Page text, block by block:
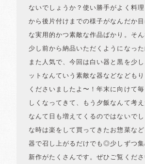
ないでしょうか？使い勝手がよく料
から後片付けまでの様子がなんだか目
な実用的かつ素敵な作品ばかり。そ
少し前から納品いただくようになっ
また人気で、今回は白い器と黒を少
ットなんていう素敵な器などなどもり
くださいましたよ〜！年末に向けて
しくなってきて、もう夕飯なんて考え
なんて日も増えてくるのではないで
な時は楽をして買ってきたお惣菜な
器で召し上がるだけでも◎少しずつ集
新作がたくさんです。ぜひご覧くださ